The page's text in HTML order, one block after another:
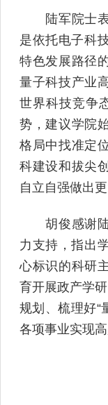
陆军院士表
是依托电子科
特色发展路径
量子科技产业
世界科技竞争
势，建议学院
格局中找准定
科建设和拔尖
自立自强做出更
胡俊感谢陆
力支持，指出
心标识的科研
育开展政产学
规划、梳理好“
各项事业实现高